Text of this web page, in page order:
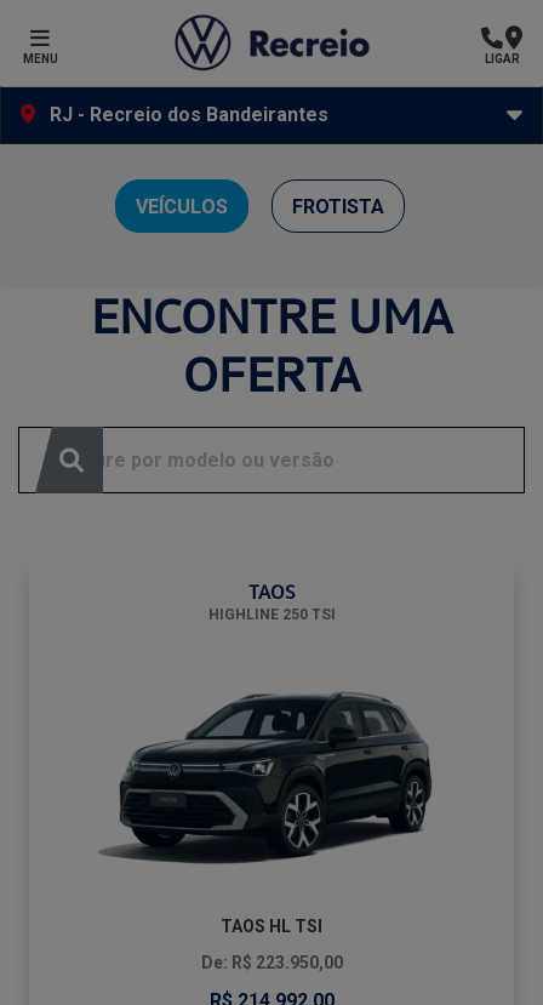
MENU LIGAR
RJ - Recreio dos Bandeirantes
VEÍCULOS FROTISTA
Ofertas Volkswagen Recreio
Clique e solicite sua proposta.
ENCONTRE UMA
OFERTA
TAOS
HIGHLINE 250 TSI
TAOS HL TSI
De: R$ 223.950,00